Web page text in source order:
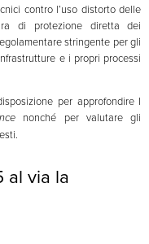
contro l’uso distorto delle
di protezione diretta dei
stringente per gli
e i propri processi
per approfondire I
nonché per valutare gli
al via la